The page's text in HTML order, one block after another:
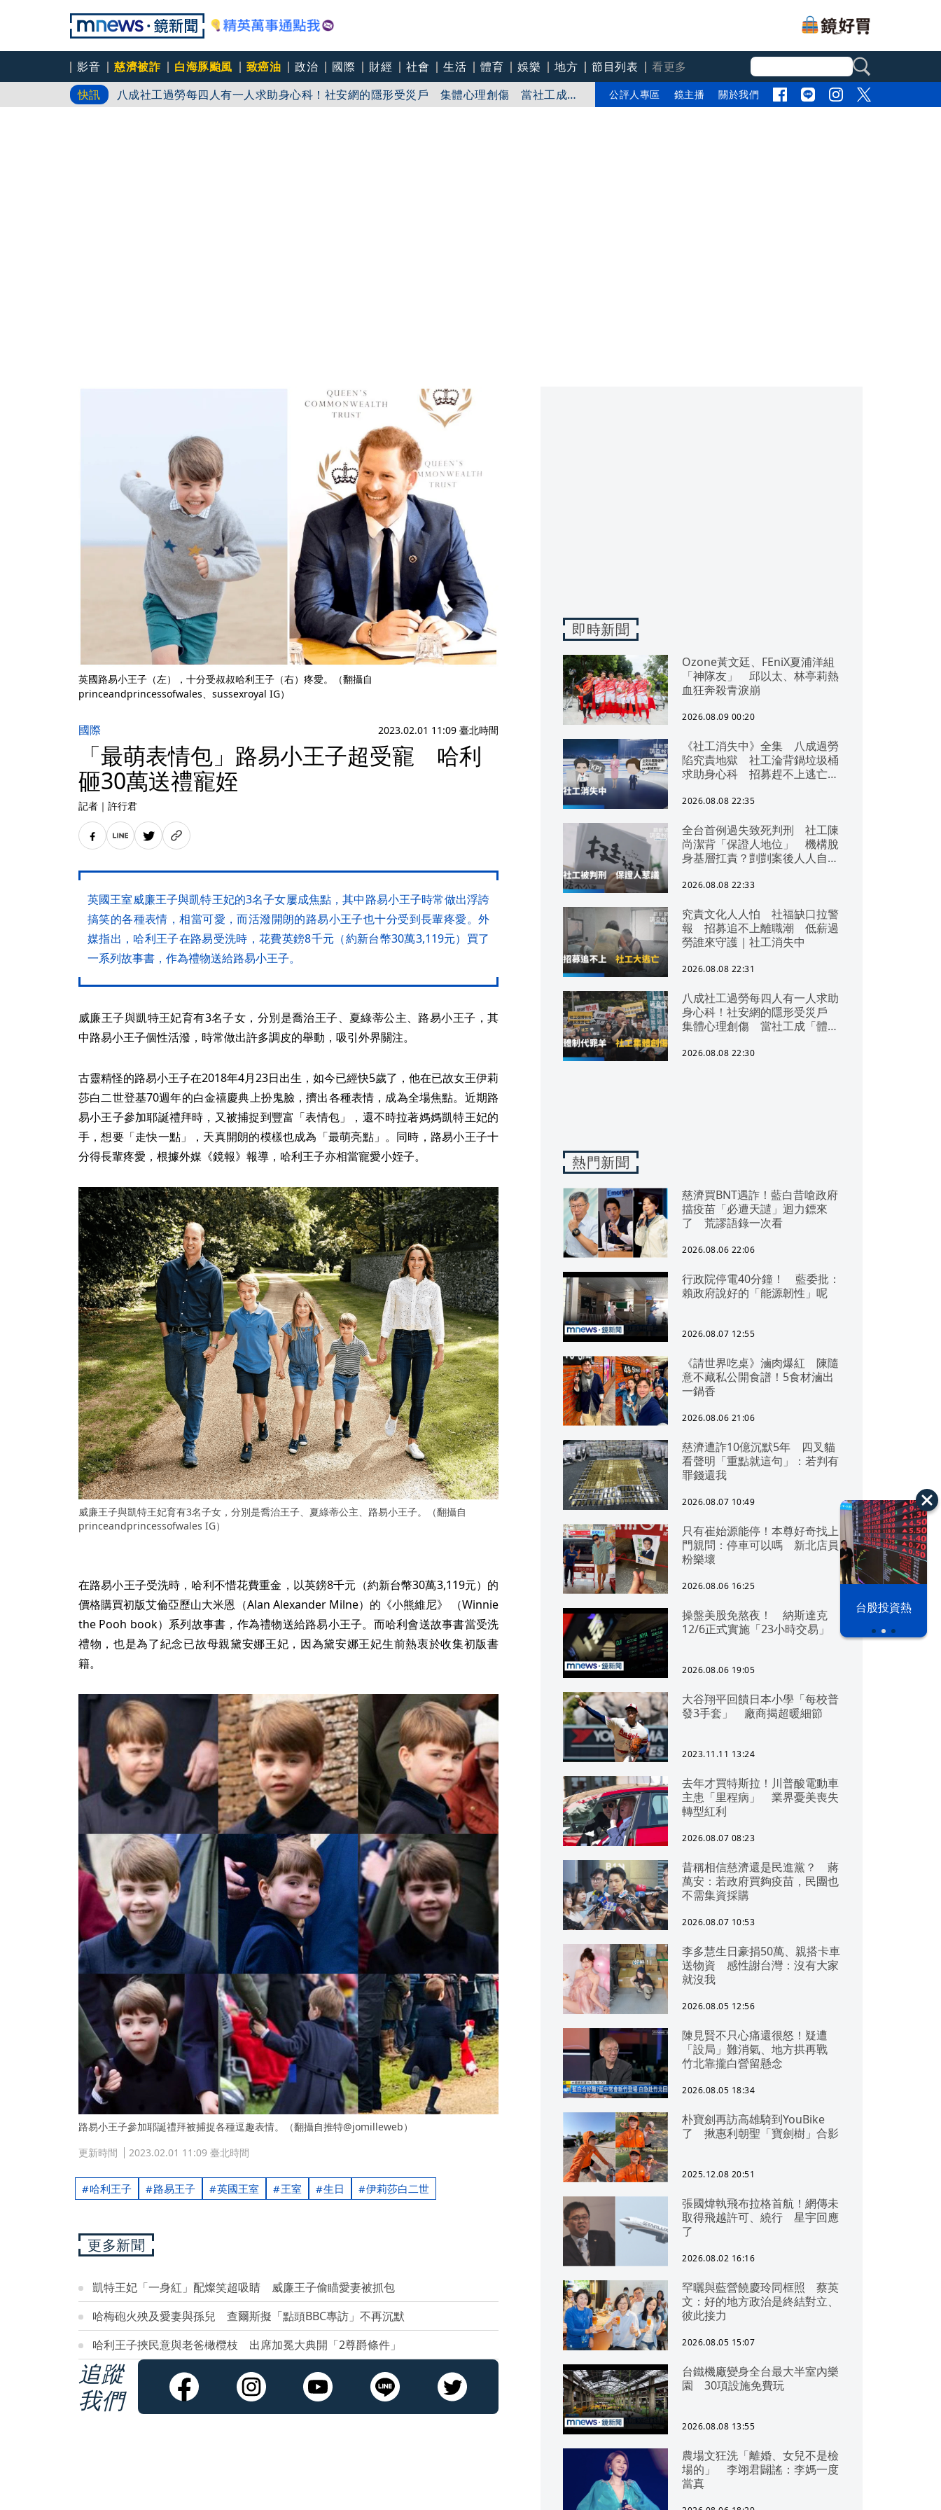
影音 慈濟被詐 白海豚颱風 致癌油 政治 國際 財經 社會 生活 體育 娛樂 地方 節目列表
看更多
快訊
八成社工過勞每四人有一人求助身心科！社安網的隱形受災戶 集體心理創傷 當社工成
「體制代罪羊」 防禦性社工不敢多做無奈趨勢？耗竭殆盡下的社安網危機｜社工消失中
父親節登小巨蛋開唱 想到離世三年的爸爸 許富凱哭到眼淚鼻涕直流
公評人專區 鏡主播 關於我們
漢光42演習 台股投資熱
英國路易小王子（左），十分受叔叔哈利王子（右）疼愛。（翻攝自
princeandprincessofwales、sussexroyal IG）
國際 2023.02.01 11:09 臺北時間
「最萌表情包」路易小王子超受寵 哈利
砸30萬送禮寵姪
記者 ｜ 許行君
英國王室威廉王子與凱特王妃的3名子女屢成焦點，其中路易小王子時常做出浮誇
搞笑的各種表情，相當可愛，而活潑開朗的路易小王子也十分受到長輩疼愛。外
媒指出，哈利王子在路易受洗時，花費英鎊8千元（約新台幣30萬3,119元）買了
一系列故事書，作為禮物送給路易小王子。
威廉王子與凱特王妃育有3名子女，分別是喬治王子、夏綠蒂公主、路易小王子，其
中路易小王子個性活潑，時常做出許多調皮的舉動，吸引外界關注。
古靈精怪的路易小王子在2018年4月23日出生，如今已經快5歲了，他在已故女王伊莉
莎白二世登基70週年的白金禧慶典上扮鬼臉，擠出各種表情，成為全場焦點。近期路
易小王子參加耶誕禮拜時，又被捕捉到豐富「表情包」，還不時拉著媽媽凱特王妃的
手，想要「走快一點」，天真開朗的模樣也成為「最萌亮點」。同時，路易小王子十
分得長輩疼愛，根據外媒《鏡報》報導，哈利王子亦相當寵愛小姪子。
威廉王子與凱特王妃育有3名子女，分別是喬治王子、夏綠蒂公主、路易小王子。（翻攝自
princeandprincessofwales IG）
在路易小王子受洗時，哈利不惜花費重金，以英鎊8千元（約新台幣30萬3,119元）的
價格購買初版艾倫亞歷山大米恩（Alan Alexander Milne）的《小熊維尼》 （Winnie
the Pooh book）系列故事書，作為禮物送給路易小王子。而哈利會送故事書當受洗
禮物，也是為了紀念已故母親黛安娜王妃，因為黛安娜王妃生前熱衷於收集初版書
籍。
路易小王子參加耶誕禮拜被捕捉各種逗趣表情。（翻攝自推特@jomilleweb）
更新時間
2023.02.01 11:09 臺北時間
哈利王子 路易王子 英國王室 王室 生日 伊莉莎白二世
更多新聞
凱特王妃「一身紅」配燦笑超吸睛 威廉王子偷瞄愛妻被抓包
哈梅砲火殃及愛妻與孫兒 查爾斯擬「點頭BBC專訪」不再沉默
哈利王子挾民意與老爸橄欖枝 出席加冕大典開「2尊爵條件」
追蹤
我們
即時新聞
Ozone黃文廷、FEniX夏浦洋組
「神隊友」 邱以太、林亭莉熱
血狂奔殺青淚崩
2026.08.09 00:20
《社工消失中》全集 八成過勞
陷究責地獄 社工淪背鍋垃圾桶
求助身心科 招募趕不上逃亡
回捐黑幕 血汗錢遭剝削
2026.08.08 22:35
全台首例過失致死判刑 社工陳
尚潔背「保證人地位」 機構脫
身基層扛責？剴剴案後人人自危
2026.08.08 22:33
究責文化人人怕 社福缺口拉警
報 招募追不上離職潮 低薪過
勞誰來守護｜社工消失中
2026.08.08 22:31
八成社工過勞每四人有一人求助
身心科！社安網的隱形受災戶
集體心理創傷 當社工成「體制
無奈趨勢？耗竭殆盡下的社安網
2026.08.08 22:30
熱門新聞
慈濟買BNT遇詐！藍白昔嗆政府
擋疫苗「必遭天譴」迴力鏢來
了 荒謬語錄一次看
2026.08.06 22:06
行政院停電40分鐘！ 藍委批：
賴政府說好的「能源韌性」呢
2026.08.07 12:55
《請世界吃桌》滷肉爆紅 陳隨
意不藏私公開食譜！5食材滷出
一鍋香
2026.08.06 21:06
慈濟遭詐10億沉默5年 四叉貓
看聲明「重點就這句」：若判有
罪錢還我
2026.08.07 10:49
只有崔始源能停！本尊好奇找上
門親問：停車可以嗎 新北店員
粉樂壞
2026.08.06 16:25
操盤美股免熬夜！ 納斯達克
12/6正式實施「23小時交易」
2026.08.06 19:05
大谷翔平回饋日本小學「每校普
發3手套」 廠商揭超暖細節
2023.11.11 13:24
去年才買特斯拉！川普酸電動車
主患「里程病」 業界憂美喪失
轉型紅利
2026.08.07 08:23
昔稱相信慈濟還是民進黨？ 蔣
萬安：若政府買夠疫苗，民團也
不需集資採購
2026.08.07 10:53
李多慧生日豪捐50萬、親搭卡車
送物資 感性謝台灣：沒有大家
就沒我
2026.08.05 12:56
陳見賢不只心痛還很怒！疑遭
「設局」難消氣、地方拱再戰
竹北靠攏白營留懸念
2026.08.05 18:34
朴寶劍再訪高雄騎到YouBike
了 揪惠利朝聖「寶劍樹」合影
2025.12.08 20:51
張國煒執飛布拉格首航！網傳未
取得飛越許可、繞行 星宇回應
了
2026.08.02 16:16
罕曬與藍營饒慶玲同框照 蔡英
文：好的地方政治是終結對立、
彼此接力
2026.08.05 15:07
台鐵機廠變身全台最大半室內樂
園 30項設施免費玩
2026.08.08 13:55
農場文狂洗「離婚、女兒不是檢
場的」 李翊君闢謠：李媽一度
當真